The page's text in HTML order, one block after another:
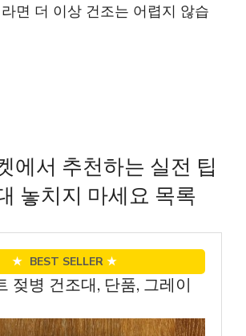
면 더 이상 건조는 어렵지 않습
에서 추천하는 실전 팁
놓치지 마세요 목록
★ BEST SELLER ★
젖병 건조대, 단품, 그레이